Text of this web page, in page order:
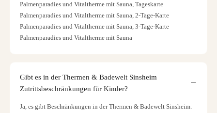
Palmenparadies und Vitaltherme mit Sauna, Tageskarte
Palmenparadies und Vitaltherme mit Sauna, 2-Tage-Karte
Palmenparadies und Vitaltherme mit Sauna, 3-Tage-Karte
Palmenparadies und Vitaltherme mit Sauna
Gibt es in der Thermen & Badewelt Sinsheim
Zutrittsbeschränkungen für Kinder?
Ja, es gibt Beschränkungen in der Thermen & Badewelt Sinsheim.